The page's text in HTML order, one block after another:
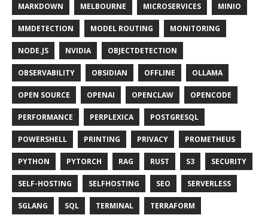
MARKDOWN MELBOURNE MICROSERVICES MINIO
MMDETECTION MODEL ROUTING MONITORING
NODE.JS NVIDIA OBJECTDETECTION
OBSERVABILITY OBSIDIAN OFFLINE OLLAMA
OPEN SOURCE OPENAI OPENCLAW OPENCODE
PERFORMANCE PERPLEXICA POSTGRESQL
POWERSHELL PRINTING PRIVACY PROMETHEUS
PYTHON PYTORCH RAG RUST S3 SECURITY
SELF-HOSTING SELFHOSTING SEO SERVERLESS
SGLANG SQL TERMINAL TERRAFORM